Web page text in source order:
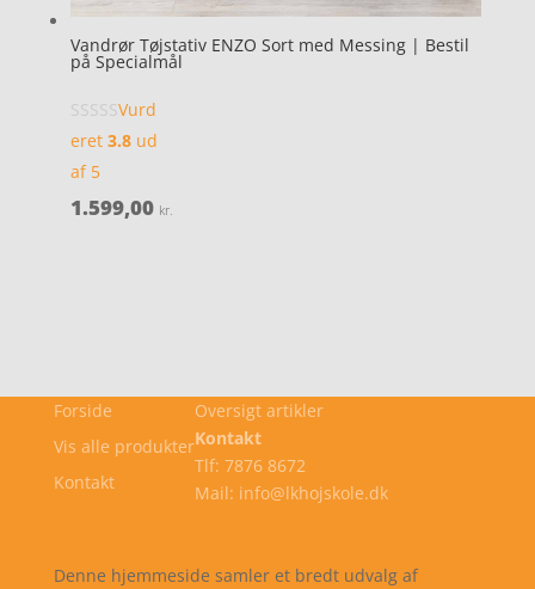
Vandrør Tøjstativ ENZO Sort med Messing | Bestil
på Specialmål
Vurd
eret 3.8ud
af 5
1.599,00 kr.
Forside
Vis alle produkter
Kontakt
Oversigt artikler
Kontakt
Tlf: 7876 8672
Mail: info@lkhojskole.dk
Denne hjemmeside samler et bredt udvalg af